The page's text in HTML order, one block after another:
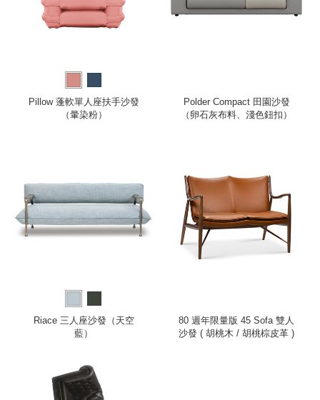
Pillow 蓬軟單人座扶手沙發
（暈染粉）
Polder Compact 田園沙發
（卵石灰布料、淺色鈕扣）
Riace 三人座沙發（天空
藍）
80 週年限量版 45 Sofa 雙人
沙發 ( 胡桃木 / 胡桃棕皮革 )